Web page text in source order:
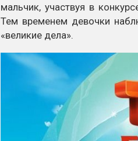
мальчик, участвуя в
Тем временем девочки
«великие дела».